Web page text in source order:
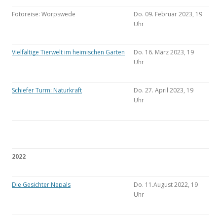
Fotoreise: Worpswede
Do. 09. Februar 2023, 19
Uhr
Vielfältige Tierwelt im heimischen Garten
Do. 16. März 2023, 19
Uhr
Schiefer Turm: Naturkraft
Do. 27. April 2023, 19
Uhr
2022
Die Gesichter Nepals
Do. 11.August 2022, 19
Uhr